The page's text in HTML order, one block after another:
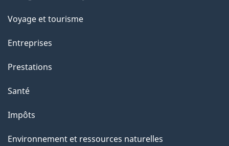
p
a
g
e
Voyage et tourisme
Entreprises
Prestations
Santé
Impôts
Environnement et ressources naturelles